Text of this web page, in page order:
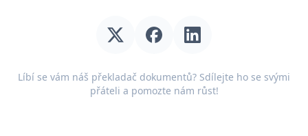
Líbí se vám náš překladač dokumentů? Sdílejte ho se svými
přáteli a pomozte nám růst!